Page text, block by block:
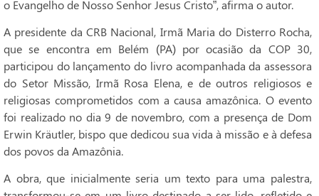
o Evangelho de Nosso Senhor Jesus Cristo”, afirma o autor.
A presidente da CRB Nacional, Irmã Maria do Disterro Rocha,
que se encontra em Belém (PA) por ocasião da COP 30,
participou do lançamento do livro acompanhada da assessora
do Setor Missão, Irmã Rosa Elena, e de outros religiosos e
religiosas comprometidos com a causa amazônica. O evento
foi realizado no dia 9 de novembro, com a presença de Dom
Erwin Kräutler, bispo que dedicou sua vida à missão e à defesa
dos povos da Amazônia.
A obra, que inicialmente seria um texto para uma palestra,